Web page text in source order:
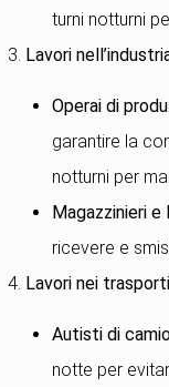
turni notturni
3. Lavori
Operai di
garantire la
notturni per
Magazzinieri
ricevere e
4. Lavori nei
Autisti di
notte per